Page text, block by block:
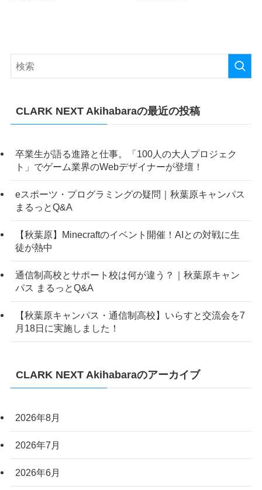
CLARK NEXT Akihabaraの最近の投稿
卒業生が語る進路と仕事。「100人の大人プロジェク
ト」でゲーム業界のWebデザイナーが登壇！
eスポーツ・プログラミングの疑問｜秋葉原キャンパス
まるっとQ&A
【秋葉原】Minecraftのイベント開催！AIとの対戦に生
徒が熱中
通信制高校とサポート校は何が違う？｜秋葉原キャン
パス まるっとQ&A
【秋葉原キャンパス・通信制高校】いらすと交流会を7
月18日に実施しました！
CLARK NEXT Akihabaraのアーカイブ
2026年8月
2026年7月
2026年6月